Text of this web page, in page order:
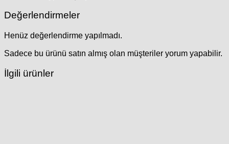
Değerlendirmeler
Henüz değerlendirme yapılmadı.
Sadece bu ürünü satın almış olan müşteriler yorum yapabilir.
İlgili ürünler